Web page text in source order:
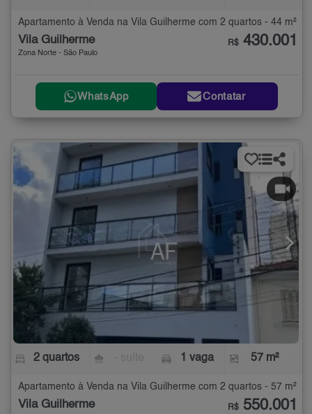
Apartamento à Venda na Vila Guilherme com 2 quartos - 44 m²
Vila Guilherme
Zona Norte - São Paulo
R$ 430.001
WhatsApp Contatar
2 quartos 1 vaga 57 m²
Apartamento à Venda na Vila Guilherme com 2 quartos - 57 m²
Vila Guilherme R$ 550.001